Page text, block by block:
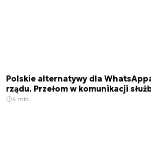
Polskie alternatywy dla
rządu. Przełom w komunikacji
4 min.